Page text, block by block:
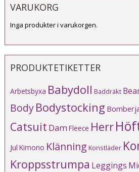
VARUKORG
Inga produkter i varukorgen.
PRODUKTETIKETTER
Arbetsbyxa Babydoll Baddräkt
BodyBodystocking
Catsuit Dam Fleece Herr
Jul Kimono Klänning Konstläder
Kroppsstrumpa Leggings